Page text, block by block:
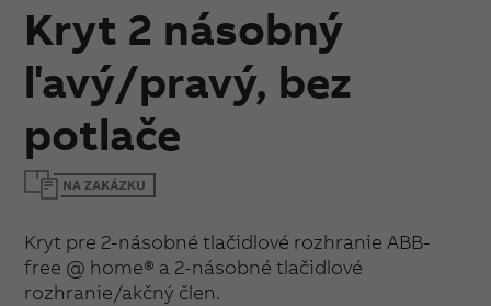
Kryt 2 násobný
ľavý/pravý, bez
potlače
Kryt pre 2-násobné tlačidlové rozhranie ABB-
free @ home® a 2-násobné tlačidlové
rozhranie/akčný člen.